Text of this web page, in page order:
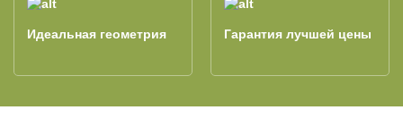
Идеальная геометрия Гарантия лучшей цены